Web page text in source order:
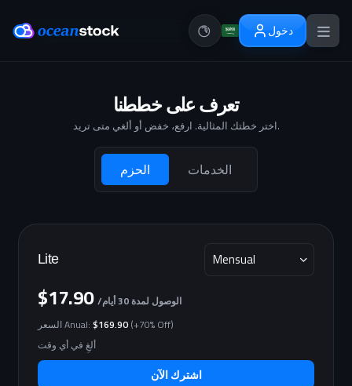
دخول
تعرف على خططنا
اختر خطتك المثالية. ارفع، خفض أو ألغي متى تريد.
الحزم الخدمات
Lite Mensual
$17.90
/الوصول لمدة 30 أيام
السعر Anual: $169.90 (+70% Off)
ألغِ في أي وقت
اشترك الآن